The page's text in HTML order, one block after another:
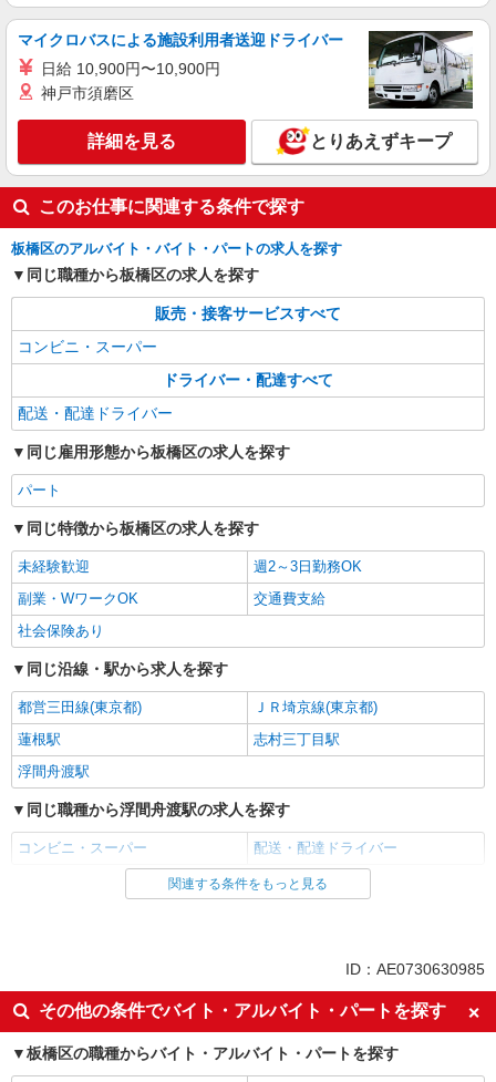
マイクロバスによる施設利用者送迎ドライバー
日給 10,900円〜10,900円
神戸市須磨区
詳細を見る とりあえずキープ
このお仕事に関連する条件で探す
板橋区のアルバイト・バイト・パートの求人を探す
同じ職種から板橋区の求人を探す
販売・接客サービスすべて
コンビニ・スーパー
ドライバー・配達すべて
配送・配達ドライバー
同じ雇用形態から板橋区の求人を探す
パート
同じ特徴から板橋区の求人を探す
未経験歓迎
週2～3日勤務OK
副業・WワークOK
交通費支給
社会保険あり
同じ沿線・駅から求人を探す
都営三田線(東京都)
ＪＲ埼京線(東京都)
蓮根駅
志村三丁目駅
浮間舟渡駅
同じ職種から浮間舟渡駅の求人を探す
コンビニ・スーパー 配送・配達ドライバー
同じ雇用形態から浮間舟渡駅の求人を探す
未経験歓迎
週2～3日勤務OK
副業・WワークOK
交通費支給
社会保険あり
関連する条件をもっと見る
ID：AE0730630985
その他の条件でバイト・アルバイト・パートを探す
板橋区の職種からバイト・アルバイト・パートを探す